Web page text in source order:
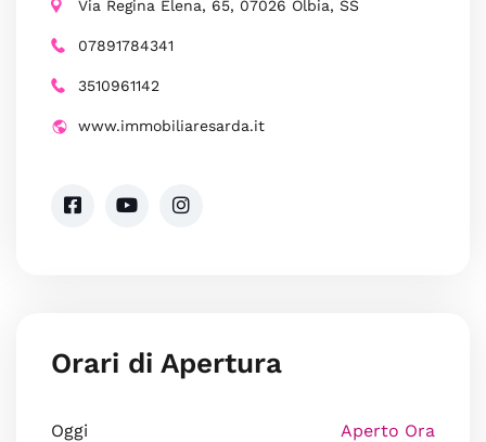
Via Regina Elena, 65, 07026 Olbia, SS
07891784341
3510961142
www.immobiliaresarda.it
Orari di Apertura
Oggi Aperto Ora